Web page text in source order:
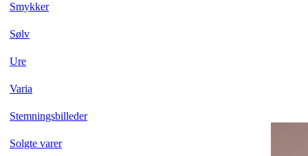
Smykker
Sølv
Ure
Varia
Stemningsbilleder
Solgte varer